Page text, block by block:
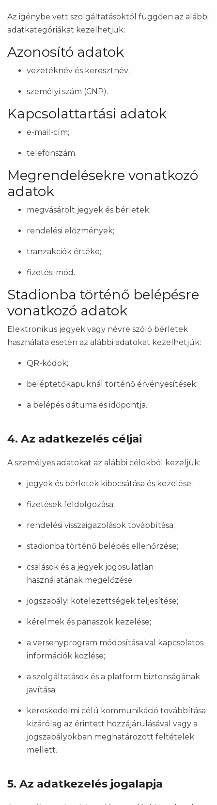
Az igénybe vett szolgáltatásoktól függően az alábbi
adatkategóriákat kezelhetjük:
Azonosító adatok
vezetéknév és keresztnév;
személyi szám (CNP).
Kapcsolattartási adatok
e-mail-cím;
telefonszám.
Megrendelésekre vonatkozó
adatok
megvásárolt jegyek és bérletek;
rendelési előzmények;
tranzakciók értéke;
fizetési mód.
Stadionba történő belépésre
vonatkozó adatok
Elektronikus jegyek vagy névre szóló bérletek
használata esetén az alábbi adatokat kezelhetjük:
QR-kódok;
beléptetőkapuknál történő érvényesítések;
a belépés dátuma és időpontja.
4. Az adatkezelés céljai
A személyes adatokat az alábbi célokból kezeljük:
jegyek és bérletek kibocsátása és kezelése;
fizetések feldolgozása;
rendelési visszaigazolások továbbítása;
stadionba történő belépés ellenőrzése;
csalások és a jegyek jogosulatlan
használatának megelőzése;
jogszabályi kötelezettségek teljesítése;
kérelmek és panaszok kezelése;
a versenyprogram módosításaival kapcsolatos
információk közlése;
a szolgáltatások és a platform biztonságának
javítása;
kereskedelmi célú kommunikáció továbbítása
kizárólag az érintett hozzájárulásával vagy a
jogszabályokban meghatározott feltételek
mellett.
5. Az adatkezelés jogalapja